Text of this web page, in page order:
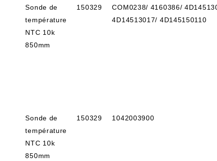
Sonde de
température
NTC 10k
850mm
150329
COM0238/ 4160386/
4D14513017/ 4D145150110
Sonde de
température
NTC 10k
850mm
150329 1042003900